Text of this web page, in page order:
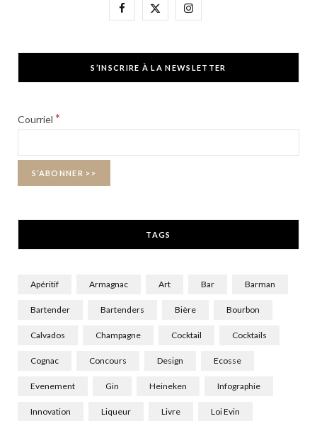
F
e
X
w
I
t
S’INSCRIRE À LA NEWSLETTER
Courriel *
TAGS
Apéritif Armagnac Art Bar Barman
Bartender Bartenders Bière Bourbon
Calvados Champagne Cocktail Cocktails
Cognac Concours Design Ecosse
Evenement Gin Heineken Infographie
Innovation Liqueur Livre Loi Evin